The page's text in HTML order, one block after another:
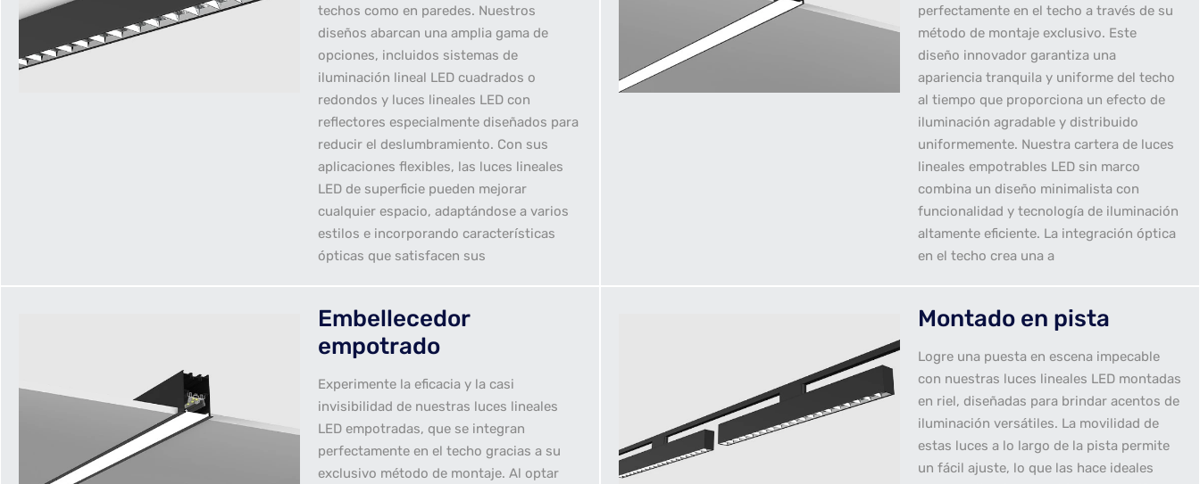
techos como en paredes. Nuestros
diseños abarcan una amplia gama de
opciones, incluidos sistemas de
iluminación lineal LED cuadrados o
redondos y luces lineales LED con
reflectores especialmente diseñados para
reducir el deslumbramiento. Con sus
aplicaciones flexibles, las luces lineales
LED de superficie pueden mejorar
cualquier espacio, adaptándose a varios
estilos e incorporando características
ópticas que satisfacen sus
perfectamente en el techo a través de su
método de montaje exclusivo. Este
diseño innovador garantiza una
apariencia tranquila y uniforme del techo
al tiempo que proporciona un efecto de
iluminación agradable y distribuido
uniformemente. Nuestra cartera de luces
lineales empotrables LED sin marco
combina un diseño minimalista con
funcionalidad y tecnología de iluminación
altamente eficiente. La integración óptica
en el techo crea una a
Embellecedor
empotrado
Experimente la eficacia y la casi
invisibilidad de nuestras luces lineales
LED empotradas, que se integran
perfectamente en el techo gracias a su
exclusivo método de montaje. Al optar
Montado en pista
Logre una puesta en escena impecable
con nuestras luces lineales LED montadas
en riel, diseñadas para brindar acentos de
iluminación versátiles. La movilidad de
estas luces a lo largo de la pista permite
un fácil ajuste, lo que las hace ideales